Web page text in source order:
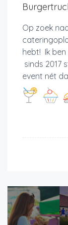
Op zoek
hebt! Ik
sinds 2017
event nét